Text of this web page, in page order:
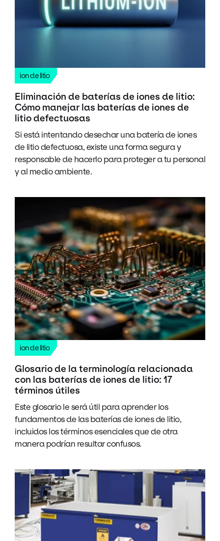
ion de litio
Eliminación de baterías de iones de litio:
Cómo manejar las baterías de iones de
litio defectuosas
Si está intentando desechar una batería de iones
de litio defectuosa, existe una forma segura y
responsable de hacerlo para proteger a tu personal
y al medio ambiente.
ion de litio
Glosario de la terminología relacionada
con las baterías de iones de litio: 17
términos útiles
Este glosario le será útil para aprender los
fundamentos de las baterías de iones de litio,
incluidos los términos esenciales que de otra
manera podrían resultar confusos.